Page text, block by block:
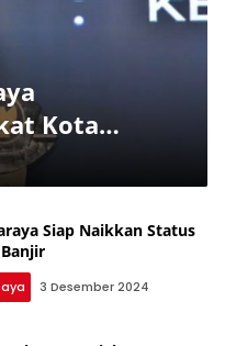
Kota
Beruntun
Siap Naikkan Status
3 Desember 2024